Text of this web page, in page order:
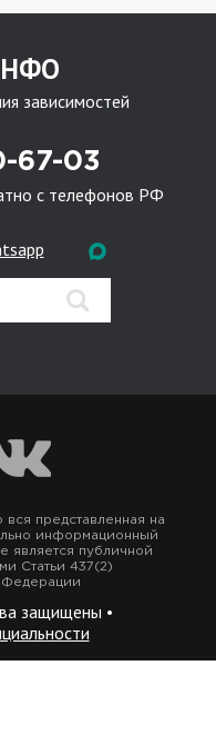
зависимостей
67-03
с телефонов РФ
представленная на
информационный
является публичной
Статьи 437(2)
Федерации
защищены •